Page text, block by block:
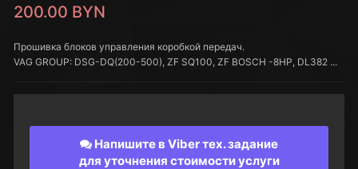
200.00 BYN
Прошивка блоков управления коробкой передач.
VAG GROUP: DSG-DQ(200-500), ZF SQ100, ZF BOSCH -8HP, DL382 ...
Напишите в Viber тех. задание
для уточнения стоимости услуги